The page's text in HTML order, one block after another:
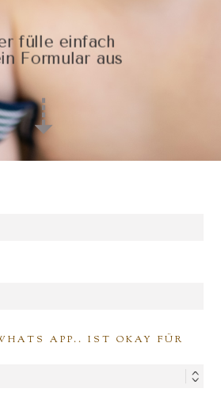
fülle einfach
Formular aus
APP.. IST OKAY FÜR